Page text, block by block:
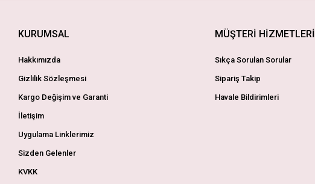
KURUMSAL
Hakkımızda
Gizlilik Sözleşmesi
Kargo Değişim ve Garanti
İletişim
Uygulama Linklerimiz
Sizden Gelenler
KVKK
MÜŞTERİ HİZMETLERİ
Sıkça Sorulan Sorular
Sipariş Takip
Havale Bildirimleri